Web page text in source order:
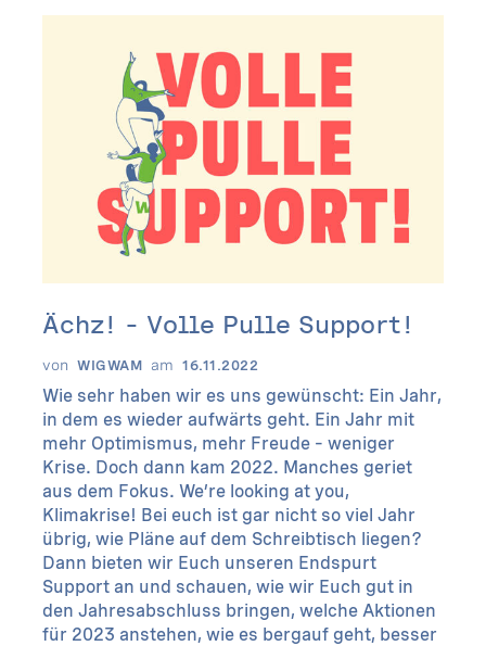
Ächz! – Volle Pulle Support!
von WIGWAM am 16.11.2022
Wie sehr haben wir es uns gewünscht: Ein Jahr,
in dem es wieder aufwärts geht. Ein Jahr mit
mehr Optimismus, mehr Freude – weniger
Krise. Doch dann kam 2022. Manches geriet
aus dem Fokus. We’re looking at you,
Klimakrise! Bei euch ist gar nicht so viel Jahr
übrig, wie Pläne auf dem Schreibtisch liegen?
Dann bieten wir Euch unseren Endspurt
Support an und schauen, wie wir Euch gut in
den Jahresabschluss bringen, welche Aktionen
für 2023 anstehen, wie es bergauf geht, besser